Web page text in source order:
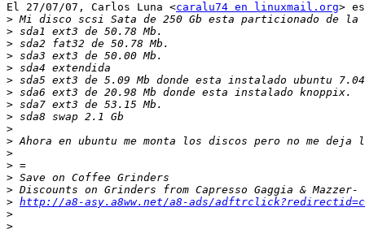
El 27/07/07, Carlos Luna <caralu74 en linuxmail.org>
>
>
>
>
>
>
>
>
>
>
>
>
>
>
>
> http://a8-asy.a8ww.net/a8-ads/
>
>